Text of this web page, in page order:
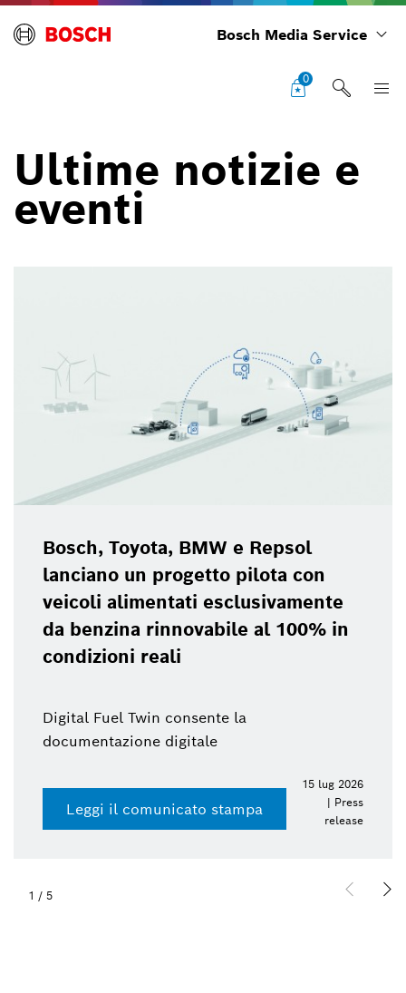
Bosch Media Service
0
Ultime notizie e
eventi
Bosch, Toyota, BMW e Repsol
lanciano un progetto pilota con
veicoli alimentati esclusivamente
da benzina rinnovabile al 100% in
condizioni reali
Digital Fuel Twin consente la
documentazione digitale
Leggi il comunicato stampa
15 lug 2026
| Press
release
1 / 5